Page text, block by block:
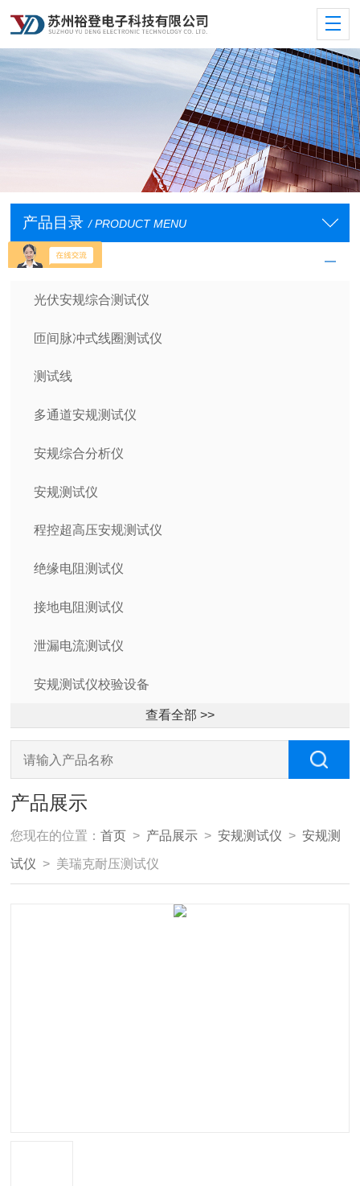
产品目录 / PRODUCT MENU
安规测试仪
光伏安规综合测试仪
匝间脉冲式线圈测试仪
测试线
多通道安规测试仪
安规综合分析仪
安规测试仪
程控超高压安规测试仪
绝缘电阻测试仪
接地电阻测试仪
泄漏电流测试仪
安规测试仪校验设备
查看全部 >>
产品展示
您现在的位置：首页 > 产品展示 >安规测试仪 >安规测
试仪 > 美瑞克耐压测试仪